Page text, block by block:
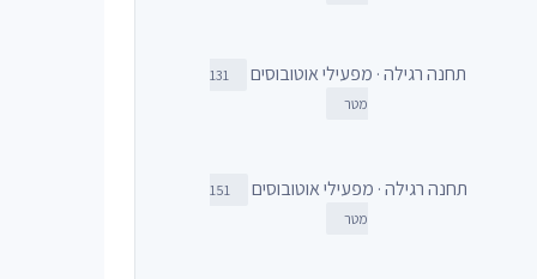
תחנה רגילה · מפעילי אוטובוסים
131
מטר
תחנה רגילה · מפעילי אוטובוסים
151
מטר